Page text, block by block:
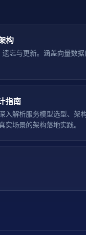
构
忘与更新。涵盖向量数
指南
解析服务模型选型、架
场景的架构落地实践。